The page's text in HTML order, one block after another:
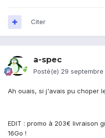
Citer
a-spec
Posté(e) 29 septembre
Ah ouais, si j'avais pu choper
EDIT : promo à 203€ livraison
16Go !